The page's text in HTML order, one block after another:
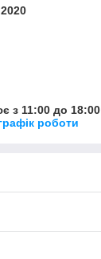
з 11:00 до 18:00
роботи